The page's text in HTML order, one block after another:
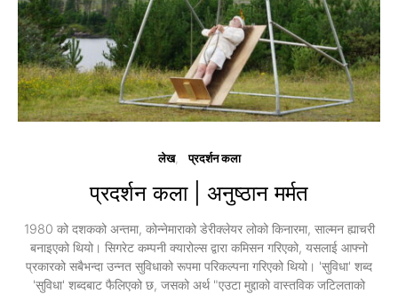
लेख प्रदर्शन कला
प्रदर्शन कला | अनुष्ठान मर्मत
1980 को दशकको अन्तमा, कोन्नेमाराको डेरीक्लेयर लोको किनारमा, साल्मन ह्याचरी
बनाइएको थियो। सिगरेट कम्पनी क्यारोल्स द्वारा कमिसन गरिएको, यसलाई आफ्नो
प्रकारको सबैभन्दा उन्नत सुविधाको रूपमा परिकल्पना गरिएको थियो। 'सुविधा' शब्द
'सुविधा' शब्दबाट फैलिएको छ, जसको अर्थ "एउटा मुद्दाको वास्तविक जटिलताको